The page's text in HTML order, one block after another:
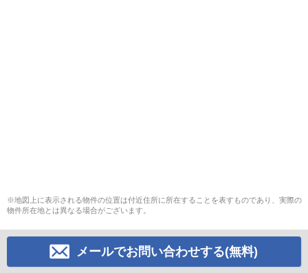
※地図上に表示される物件の位置は付近住所に所在することを表すものであり、実際の
物件所在地とは異なる場合がございます。
メールでお問い合わせする(無料)